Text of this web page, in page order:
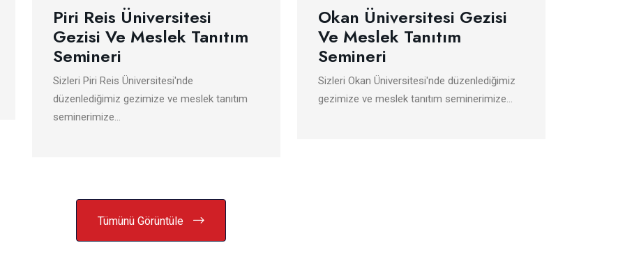
Piri Reis Üniversitesi
Gezisi Ve Meslek Tanıtım
Semineri
Sizleri Piri Reis Üniversitesi'nde
düzenlediğimiz gezimize ve meslek tanıtım
seminerimize…
Okan Üniversitesi Gezisi
Ve Meslek Tanıtım
Semineri
Sizleri Okan Üniversitesi'nde düzenlediğimiz
gezimize ve meslek tanıtım seminerimize…
Tümünü Görüntüle